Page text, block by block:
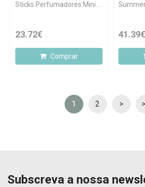
Sticks Perfumadores Mini
23.72€
Comprar
41.39€
1 2 >
Subscreva a nossa